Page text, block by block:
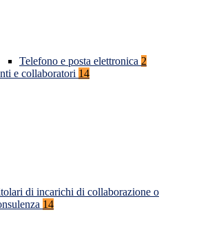
Telefono e posta elettronica 2
e collaboratori 14
di incarichi di collaborazione o
14